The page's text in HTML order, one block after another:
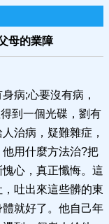
母的業障
病;心要沒有病，
到一個光碟，劉有
治病，疑難雜症，
用什麼方法治?把
心，真正懺悔。這
吐出來這些髒的東
就好了。他自己年